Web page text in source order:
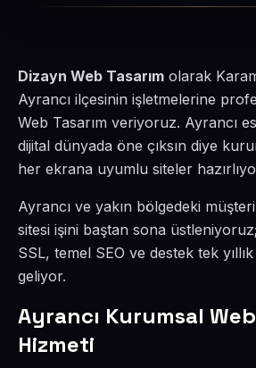
Dizayn Web Tasarım olarak
Ayrancı ilçesinin işletmelerine
Web Tasarım veriyoruz. Ayrancı
dijital dünyada öne çıksın diye
her ekrana uyumlu siteler
Ayrancı ve yakın bölgedeki
sitesi işini baştan sona
SSL, temel SEO ve destek tek
geliyor.
Ayrancı Kurumsal Web
Hizmeti